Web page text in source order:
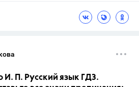
И. П. Русский язык ГДЗ.